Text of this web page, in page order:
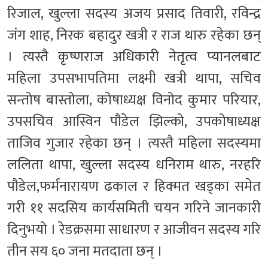
रिजाल, खुल्ला सदस्य अजय प्रसाद तिवारी, रविन्द्र
जंग शाह, निरक बहादुर खत्री र राज थारु रहेका छन्
। त्यस्तै कृष्णराज अधिकारी नेतृत्व प्यानलबाट
महिला उपसभापतिमा लक्ष्मी खत्री थापा, सचिव
सन्तोष बास्तोला, कोषाध्यक्ष विनोद कुमार परियार,
उपसचिव आस्विन पौडेल झिल्को, उपकोषाध्यक्ष
ताजिव गुजार रहेका छन् । त्यस्तै महिला सदस्यमा
ललिता थापा, खुल्ला सदस्य धनिराम थारु, नरहरि
पौडेल,फर्मनारायण ढकाल र हिक्मत खड्का समेत
गरी ११ सदसिय कार्यसमिती चयन गरिने जानकारी
दिनुभयो । रेडक्रसमा साधारण र आजीवन सदस्य गरि
तीन सय ६० जना मतदाता छन् ।